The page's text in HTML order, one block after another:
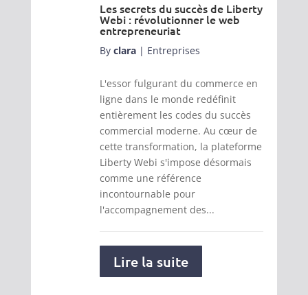
Les secrets du succès de Liberty
Webi : révolutionner le web
entrepreneuriat
By clara| Entreprises
L'essor fulgurant du commerce en
ligne dans le monde redéfinit
entièrement les codes du succès
commercial moderne. Au cœur de
cette transformation, la plateforme
Liberty Webi s'impose désormais
comme une référence
incontournable pour
l'accompagnement des...
Lire la suite